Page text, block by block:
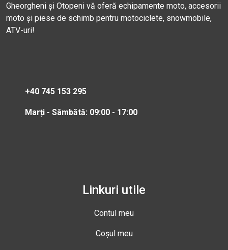
Gheorgheni și Otopeni vă oferă echipamente moto, accesorii
moto și piese de schimb pentru motociclete, snowmobile,
ATV-uri!
+40 745 153 295
Marți - Sâmbătă: 09:00 - 17:00
Linkuri utile
Contul meu
Coșul meu